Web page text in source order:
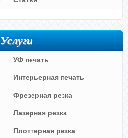
Услуги
УФ печать
Интерьерная печать
Фрезерная резка
Лазерная резка
Плоттерная резка